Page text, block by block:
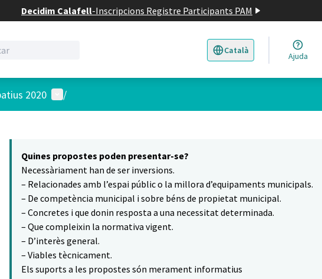
Decidim Calafell-Inscripcions Registre Participants PAM
Català
Triar la llengua Elegir el idioma
Ajuda
2020 Menú d'usuari
/
Quines propostes poden presentar-se?
Necessàriament han de ser inversions.
– Relacionades amb l’espai públic o la millora d’equipaments municipals.
– De competència municipal i sobre béns de propietat municipal.
– Concretes i que donin resposta a una necessitat determinada.
– Que compleixin la normativa vigent.
– D’interès general.
– Viables tècnicament.
Els suports a les propostes són merament informatius